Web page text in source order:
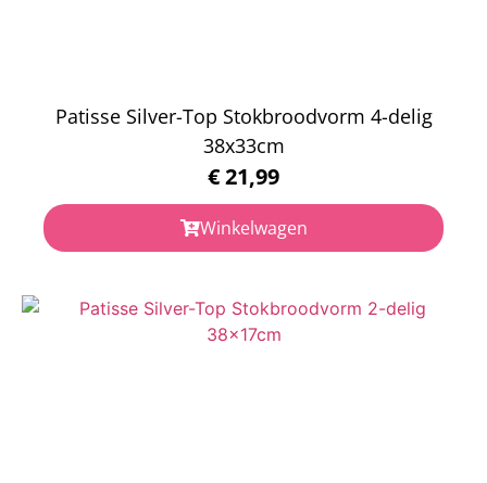
Patisse Silver-Top Stokbroodvorm 4-delig
38x33cm
€21,99
Winkelwagen